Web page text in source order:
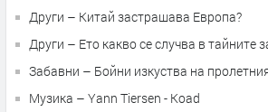
Други – Китай застрашава Европа?
Други – Ето какво се случва в тайните
Забавни – Бойни изкуства на
Музика – Yann Tiersen - Koad